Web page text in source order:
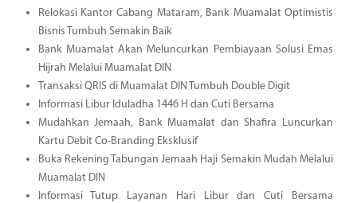
Relokasi Kantor Cabang Mataram, Bank Muamalat Optimistis
Bisnis Tumbuh Semakin Baik
Bank Muamalat Akan Meluncurkan Pembiayaan Solusi Emas
Hijrah Melalui Muamalat DIN
Transaksi QRIS di Muamalat DIN Tumbuh Double Digit
Informasi Libur Iduladha 1446 H dan Cuti Bersama
Mudahkan Jemaah, Bank Muamalat dan Shafira Luncurkan
Kartu Debit Co-Branding Eksklusif
Buka Rekening Tabungan Jemaah Haji Semakin Mudah Melalui
Muamalat DIN
Informasi Tutup Layanan Hari Libur dan Cuti Bersama